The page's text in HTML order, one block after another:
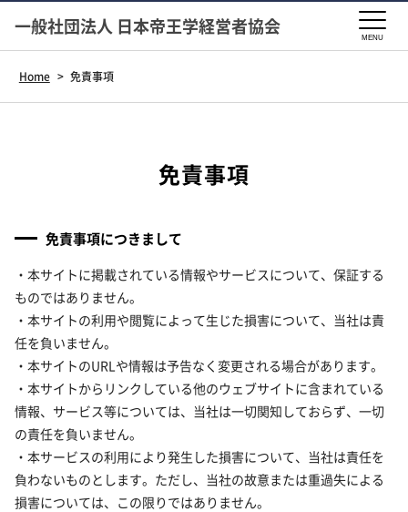
一般社団法人 日本帝王学経営者協会 MENU
Home > 免責事項
免責事項
免責事項につきまして
・本サイトに掲載されている情報やサービスについて、保証する
ものではありません。
・本サイトの利用や閲覧によって生じた損害について、当社は責
任を負いません。
・本サイトのURLや情報は予告なく変更される場合があります。
・本サイトからリンクしている他のウェブサイトに含まれている
情報、サービス等については、当社は一切関知しておらず、一切
の責任を負いません。
・本サービスの利用により発生した損害について、当社は責任を
負わないものとします。ただし、当社の故意または重過失による
損害については、この限りではありません。